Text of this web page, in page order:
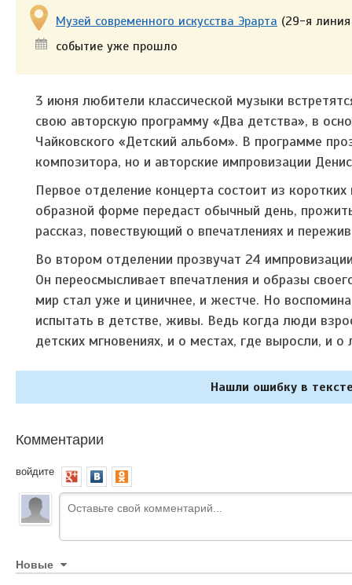
Музей современного искусства Эрарта (29-я линия
событие уже прошло
3 июня любители классической музыки
свою авторскую программу «Два детства», в
Чайковского «Детский альбом». В программе
композитора, но и авторские импровизации
Первое отделение концерта состоит из
образной форме передаст обычный день,
рассказ, повествующий о впечатлениях и
Во втором отделении прозвучат 24
Он переосмысливает впечатления и образы
мир стал уже и циничнее, и жестче. Но
испытать в детстве, живы. Ведь когда люди
детских мгновениях, и о местах, где выросли, и
Нашли ошибку в
Комментарии
войдите
Новые